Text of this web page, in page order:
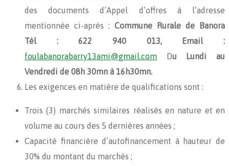
des documents d’Appel d’offres à l’adresse
mentionnée ci-après : Commune Rurale de Banora
Tél :622 940 013, Email :
foulabanorabarry13ami@gmail.com Du Lundi au
Vendredi de 08h 30mn à 16h30mn.
Les exigences en matière de qualifications sont :
Trois (3) marchés similaires réalisés en nature et en
volume au cours des 5 dernières années ;
Capacité financière d’autofinancement à hauteur de
30% du montant du marchés ;